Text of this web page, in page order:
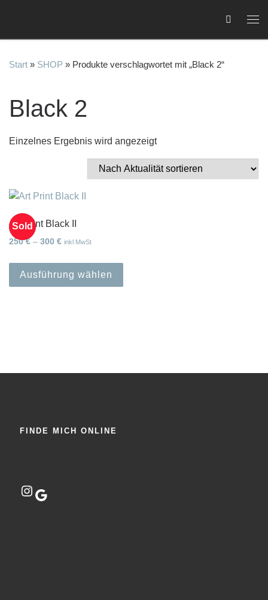
Start » SHOP » Produkte verschlagwortet mit „Black 2“
Black 2
Einzelnes Ergebnis wird angezeigt
Sold
Art Print Black II
250€ – 300 €Preisspanne: 250 € bis 300 €
inkl MwSt
Ausführung wählen
FINDE MICH ONLINE
Instagram
Google